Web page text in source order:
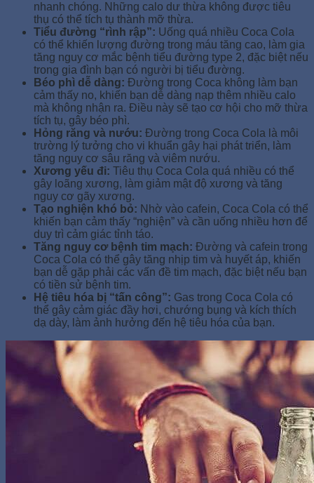
nhanh chóng. Những calo dư thừa không được tiêu
thụ có thể tích tụ thành mỡ thừa.
Tiểu đường “rình rập”: Uống quá nhiều Coca Cola
có thể khiến lượng đường trong máu tăng cao, làm gia
tăng nguy cơ mắc bệnh tiểu đường type 2, đặc biệt nếu
trong gia đình bạn có người bị tiểu đường.
Béo phì dễ dàng: Đường trong Coca không làm bạn
cảm thấy no, khiến bạn dễ dàng nạp thêm nhiều calo
mà không nhận ra. Điều này sẽ tạo cơ hội cho mỡ thừa
tích tụ, gây béo phì.
Hỏng răng và nướu: Đường trong Coca Cola là môi
trường lý tưởng cho vi khuẩn gây hại phát triển, làm
tăng nguy cơ sâu răng và viêm nướu.
Xương yếu đi: Tiêu thụ Coca Cola quá nhiều có thể
gây loãng xương, làm giảm mật độ xương và tăng
nguy cơ gãy xương.
Tạo nghiện khó bỏ: Nhờ vào cafein, Coca Cola có thể
khiến bạn cảm thấy “nghiện” và cần uống nhiều hơn để
duy trì cảm giác tỉnh táo.
Tăng nguy cơ bệnh tim mạch: Đường và cafein trong
Coca Cola có thể gây tăng nhịp tim và huyết áp, khiến
bạn dễ gặp phải các vấn đề tim mạch, đặc biệt nếu bạn
có tiền sử bệnh tim.
Hệ tiêu hóa bị “tấn công”: Gas trong Coca Cola có
thể gây cảm giác đầy hơi, chướng bụng và kích thích
dạ dày, làm ảnh hưởng đến hệ tiêu hóa của bạn.